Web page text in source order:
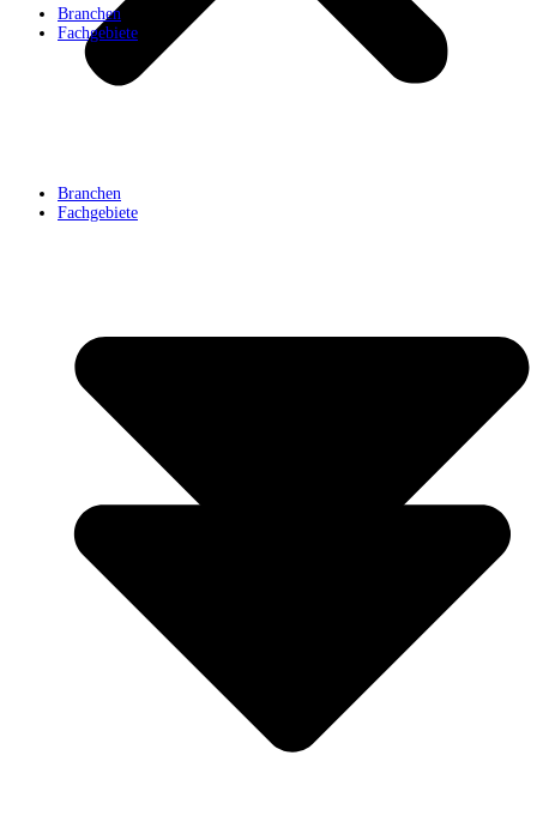
Branchen
Fachgebiete
Branchen
Fachgebiete